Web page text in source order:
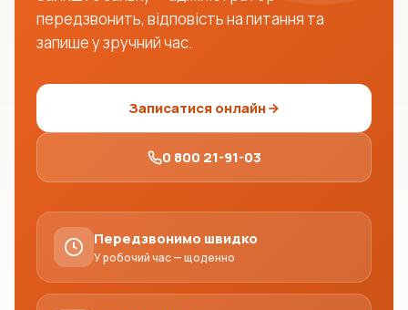
передзвонить, відповість на питання та
запише у зручний час.
Записатися онлайн
0 800 21-91-03
Передзвонимо швидко
У робочий час — щоденно